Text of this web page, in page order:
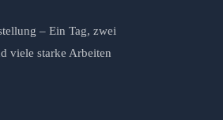
– Ein Tag, zwei
viele starke Arbeiten